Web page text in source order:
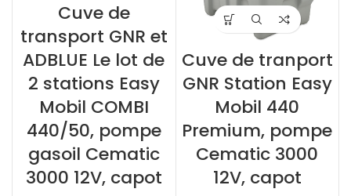
Cuve de
transport GNR et
ADBLUE Le lot de
2 stations Easy
Mobil COMBI
440/50, pompe
gasoil Cematic
3000 12V, capot
Cuve de tranport
GNR Station Easy
Mobil 440
Premium, pompe
Cematic 3000
12V, capot